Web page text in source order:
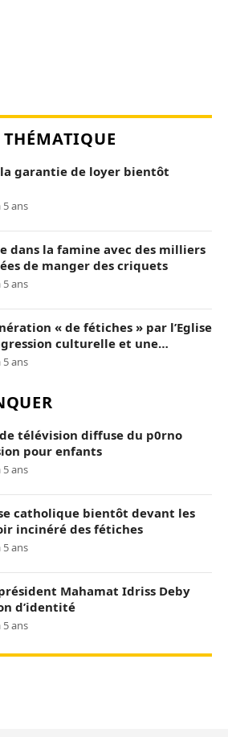
garantie de loyer bientôt
5 ans
dans la famine avec des milliers
de manger des criquets
5 ans
« de fétiches » par l’Eglise
culturelle et une
»
5 ans
télévision diffuse du p0rno
pour enfants
5 ans
catholique bientôt devant les
incinéré des fétiches
5 ans
Mahamat Idriss Deby
d’identité
5 ans